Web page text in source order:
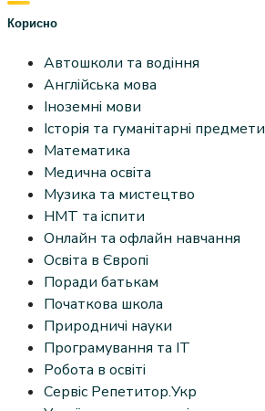
Корисно
Автошколи та водіння
Англійська мова
Іноземні мови
Історія та гуманітарні предмети
Математика
Медична освіта
Музика та мистецтво
НМТ та іспити
Онлайн та офлайн навчання
Освіта в Європі
Поради батькам
Початкова школа
Природничі науки
Програмування та IT
Робота в освіті
Сервіс Репетитор.Укр